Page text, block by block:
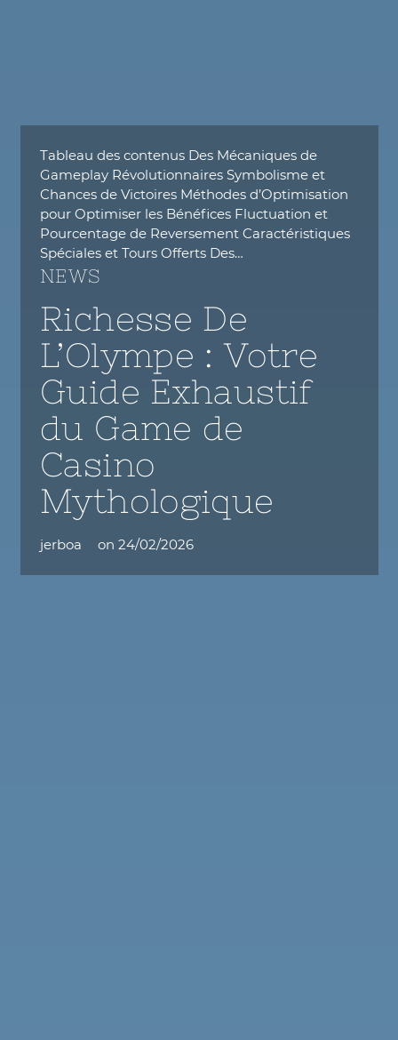
Tableau des contenus Des Mécaniques de
Gameplay Révolutionnaires Symbolisme et
Chances de Victoires Méthodes d’Optimisation
pour Optimiser les Bénéfices Fluctuation et
Pourcentage de Reversement Caractéristiques
Spéciales et Tours Offerts Des…
NEWS
Richesse De
L’Olympe : Votre
Guide Exhaustif
du Game de
Casino
Mythologique
jerboa on 24/02/2026